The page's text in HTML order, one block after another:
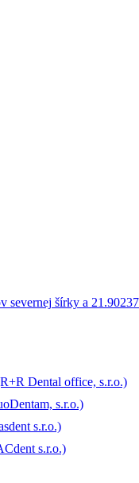
Dental office, s.r.o.)
s.r.o.)
s.r.o.)
s.r.o.)